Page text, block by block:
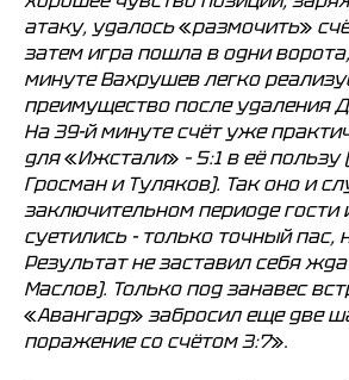
атаку, удалось«размочить»
затем игра пошла в одни
минуте Вахрушев легко
преимущество после удаления
На 39-й минуте счёт уже
для«Ижстали» – 5:1 в её
Гросман и Туляков). Так оно и
заключительном периоде гости
суетились - только точный пас,
Результат не заставил себя
Маслов). Только под занавес
«Авангард»забросил еще две
поражение со счётом 3:7».
Состав команды
Турнирная таблица
Тренерский штаб
Календарь МХЛ
Спортивная школа
по хоккею
ВКонтакте
Сайт
НМХЛ
ВХЛ
КХЛ
НХЛ
Всё о хоккее
Медиа
Социальные
Видео
Фото
Фан-зона
Акции для
болельщиков